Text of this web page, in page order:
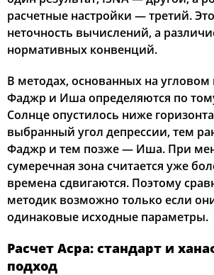
расчетные настройки — третий.
неточность вычислений, а
нормативных конвенций.
В методах, основанных на угловом
Фаджр и Иша определяются по
Солнце опустилось ниже
выбранный угол депрессии, тем
Фаджр и тем позже — Иша. При
сумеречная зона считается уже
времена сдвигаются. Поэтому
методик возможно только если
одинаковые исходные параметры.
Расчет Асра: стандарт и
подход